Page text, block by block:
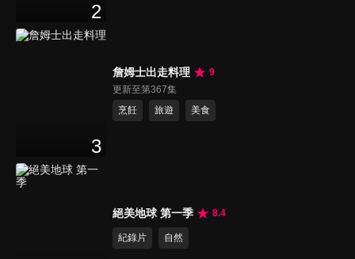
2
3
詹姆士出走料理
9
更新至第367集
烹飪
旅遊 美食
絕美地球 第一季 8.4
紀錄片 自然